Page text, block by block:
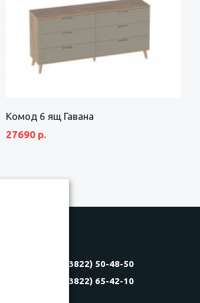
Комод 6 ящ Гавана
27690 р.
8 (3822) 50-48-50
8 (3822) 65-42-10